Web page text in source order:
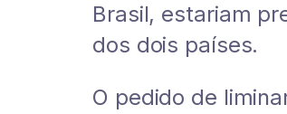
Brasil, estariam
dos dois países.
O pedido de